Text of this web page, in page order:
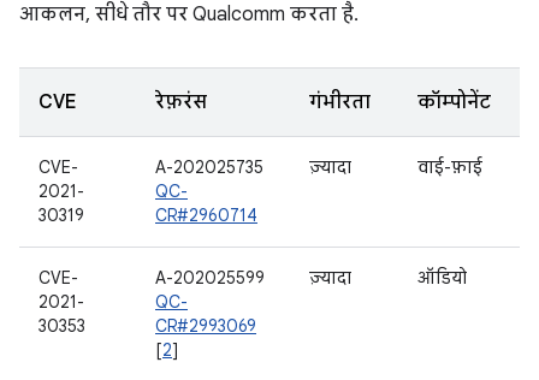
आकलन, सीधे तौर पर Qualcomm करता है.
CVE रेफ़रंस गंभीरता कॉम्पोनेंट
CVE-
2021-
30319
A-202025735
QC-
CR#2960714
ज़्यादा वाई-फ़ाई
CVE-
2021-
30353
A-202025599
QC-
CR#2993069
[2]
ज़्यादा ऑडियो